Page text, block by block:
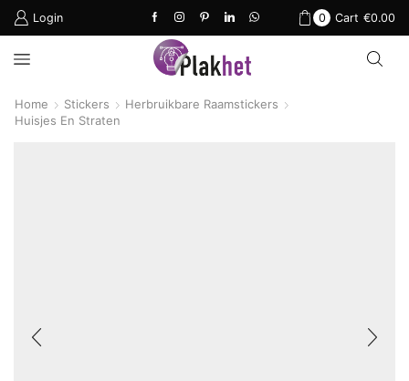
Login 0 Cart €0.00
Home Stickers
Herbruikbare Raamstickers
Huisjes En Straten